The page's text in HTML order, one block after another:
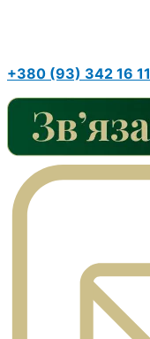
+380 (93) 342 16 11